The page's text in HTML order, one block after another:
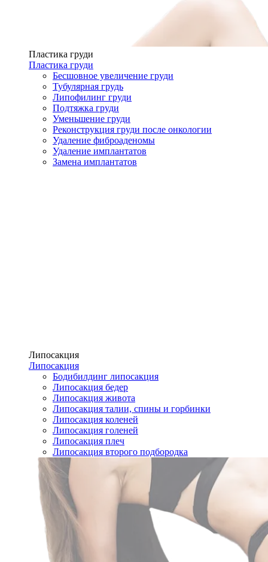
Пластика груди
Пластика груди
Бесшовное увеличение груди
Тубулярная грудь
Липофилинг груди
Подтяжка груди
Уменьшение груди
Реконструкция груди после онкологии
Удаление фиброаденомы
Удаление имплантатов
Замена имплантатов
Липосакция
Липосакция
Бодибилдинг липосакция
Липосакция бедер
Липосакция живота
Липосакция талии, спины и горбинки
Липосакция коленей
Липосакция голеней
Липосакция плеч
Липосакция второго подбородка